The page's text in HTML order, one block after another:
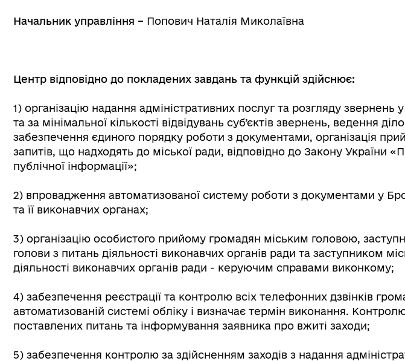
Начальник управління – Попович Наталія Миколаївна
Центр відповідно до покладених завдань та функцій здійснює:
1) організацію надання адміністративних послуг та розгляду
та за мінімальної кількості відвідувань суб’єктів звернень, ведення
забезпечення єдиного порядку роботи з документами, організація
запитів, що надходять до міської ради, відповідно до Закону України
публічної інформації»;
2) впровадження автоматизованої систему роботи з документами у
та її виконавчих органах;
3) організацію особистого прийому громадян міським головою,
голови з питань діяльності виконавчих органів ради та заступником
діяльності виконавчих органів ради - керуючим справами виконкому;
4) забезпечення реєстрації та контролю всіх телефонних дзвінків
автоматизованій системі обліку і визначає термін виконання.
поставлених питань та інформування заявника про вжиті заходи;
5) забезпечення контролю за здійсненням заходів з надання